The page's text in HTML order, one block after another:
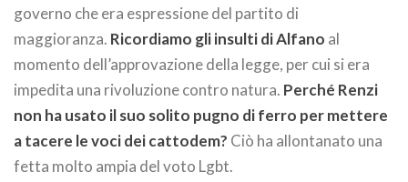
governo che era espressione del partito di
maggioranza. Ricordiamo gli insulti di Alfano al
momento dell’approvazione della legge, per cui si era
impedita una rivoluzione contro natura. Perché Renzi
non ha usato il suo solito pugno di ferro per mettere
a tacere le voci dei cattodem? Ciò ha allontanato una
fetta molto ampia del voto Lgbt.